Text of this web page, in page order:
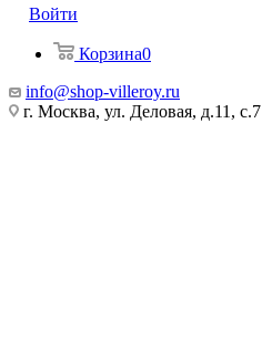
Войти
Корзина0
info@shop-villeroy.ru
г. Москва, ул. Деловая, д.11, с.7